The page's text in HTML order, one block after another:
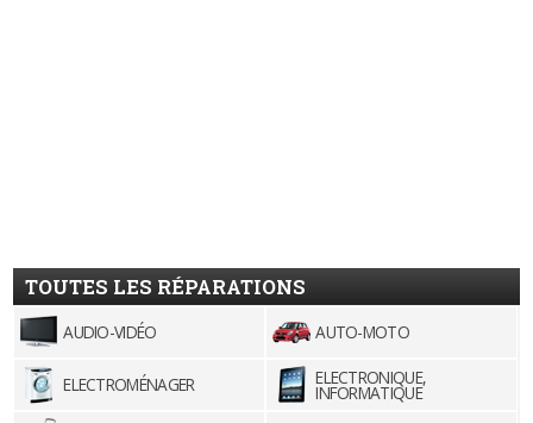
TOUTES LES RÉPARATIONS
AUDIO-VIDÉO AUTO-MOTO
ELECTROMÉNAGER ELECTRONIQUE,
INFORMATIQUE